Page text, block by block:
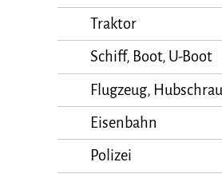
Traktor
Schiff, Boot, U-Boot
Flugzeug,
Eisenbahn
Polizei